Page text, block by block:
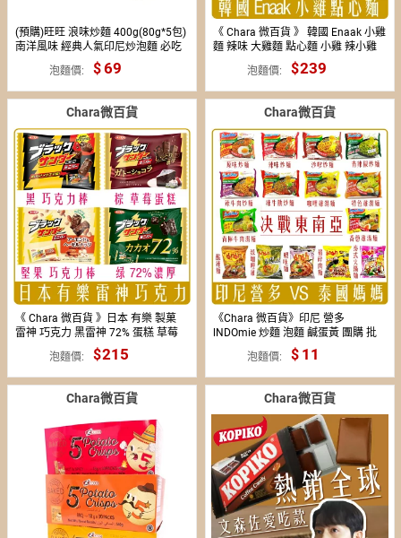
(預購)旺旺 浪味炒麵 400g(80g*5包)
南洋風味 經典人氣印尼炒泡麵 必吃
泡麵價 69
《 Chara 微百貨 》 韓國 Enaak 小雞
麵 辣味 大雞麵 點心麵 小雞 辣小雞
泡麵價 179
239
Chara微百貨
《 Chara 微百貨 》日本 有樂 製菓
雷神 巧克力 黑雷神 72% 蛋糕 草莓
聖誕 聖誕款 團購 批發
泡麵價 109
215
Chara微百貨
《Chara 微百貨》印尼 營多
lNDOmie 炒麵 泡麵 鹹蛋黃 團購 批
泡麵價 11
Chara微百貨 Chara微百貨